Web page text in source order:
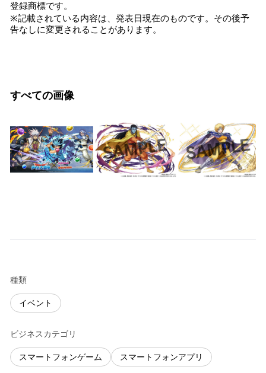
登録商標です。
※記載されている内容は、発表日現在のものです。その後予
告なしに変更されることがあります。
すべての画像
種類
イベント
ビジネスカテゴリ
スマートフォンゲーム スマートフォンアプリ